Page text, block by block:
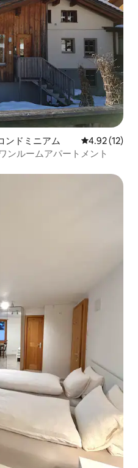
ンドミニアム レビュー12
4.92 (12)
ンルームアパートメント